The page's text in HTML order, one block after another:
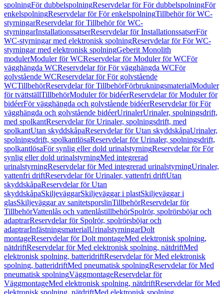
spolningFör dubbelspolningReservdelar för För dubbelspolningFör
enkelspolningReservdelar för För enkelspolningTillbehör för WC-
styrningarReservdelar för Tillbehör för WC-
styrningarInstallationssatserReservdelar för InstallationssatserFör
WC-styrningar med elektronisk spolningReservdelar för För WC-
styrningar med elektronisk spolningGeberit Monolith
modulerModuler för WCReservdelar för Moduler för WCFör
vägghängda WCReservdelar för För vägghängda WCFör
golvstående WCReservdelar för För golvstående
WCTillbehörReservdelar för TillbehörFörbrukningsmaterialModuler
för tvättställTillbehörModuler för bidéerReservdelar för Moduler för
bidéerFör vägghängda och golvstående bidéerReservdelar för För
vägghängda och golvstående bidéerUrinalerUrinaler, spolningsdrift,
med spolkantReservdelar för Urinaler, spolningsdrift, med
spolkantUtan skyddskåpaReservdelar för Utan skyddskåpaUrinaler,
spolningsdrift, spolkantlösaReservdelar för Urinaler, spolningsdrift,
spolkantlösaFör synlig eller dold urinalstyrningReservdelar för För
synlig eller dold urinalstyrningMed integrerad
urinalstyrningReservdelar för Med integrerad urinalstyrningUrinaler,
vattenfri driftReservdelar för Urinaler, vattenfri driftUtan
skyddskåpaReservdelar för Utan
skyddskåpaSkiljeväggarSkiljeväggar i plastSkiljeväggar i
glasSkiljeväggar av sanitetsporslinTillbehörReservdelar för
TillbehörVattenlås och vattenlåstillbehörSpolrör, spolrörsböjar och
adaptrarReservdelar för Spolrör, spolrörsböjar och
adaptrarInfästningsmaterialUrinalstyrningarDolt
montageReservdelar för Dolt montageMed elektronisk spolning,
nätdriftReservdelar för Med elektronisk spolning, nätdriftMed
elektronisk spolning, batteridriftReservdelar för Med elektronisk
spolning, batteridriftMed pneumatisk spolningReservdelar för Med
pneumatisk spolningVäggmontageReservdelar för
VäggmontageMed elektronisk spolning, nätdriftReservdelar för Med
elektronisk spolning, nätdriftMed elektronisk spolning,